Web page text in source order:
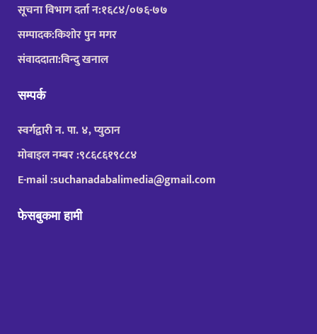
सूचना विभाग दर्ता न:१६८४/०७६-७७
सम्पादक:किशोर पुन मगर
संवाददाता:विन्दु खनाल
सम्पर्क
स्वर्गद्वारी न. पा. ४, प्युठान
मोबाइल नम्बर :९८६८६१९८८४
E-mail :suchanadabalimedia@gmail.com
फेसबुकमा हामी